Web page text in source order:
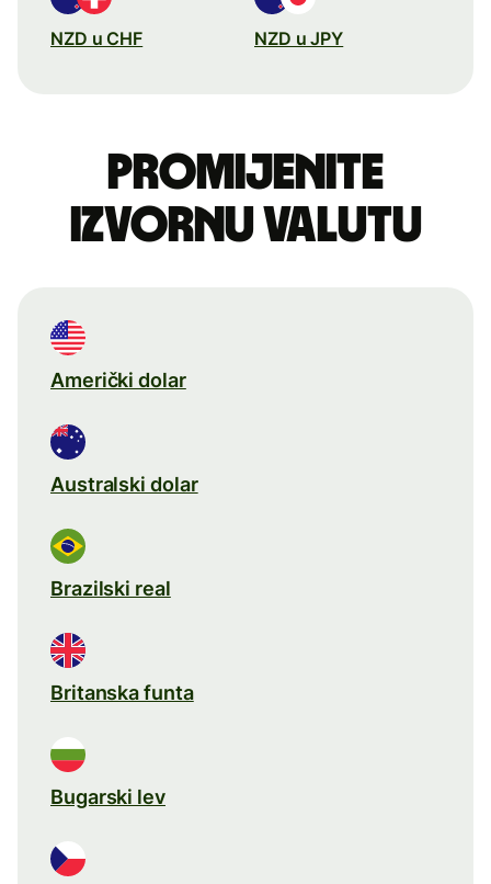
NZD u CHF NZD u JPY
Promijenite
izvornu valutu
Američki dolar
Australski dolar
Brazilski real
Britanska funta
Bugarski lev